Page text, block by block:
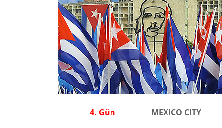
4. Gün MEXICO CITY